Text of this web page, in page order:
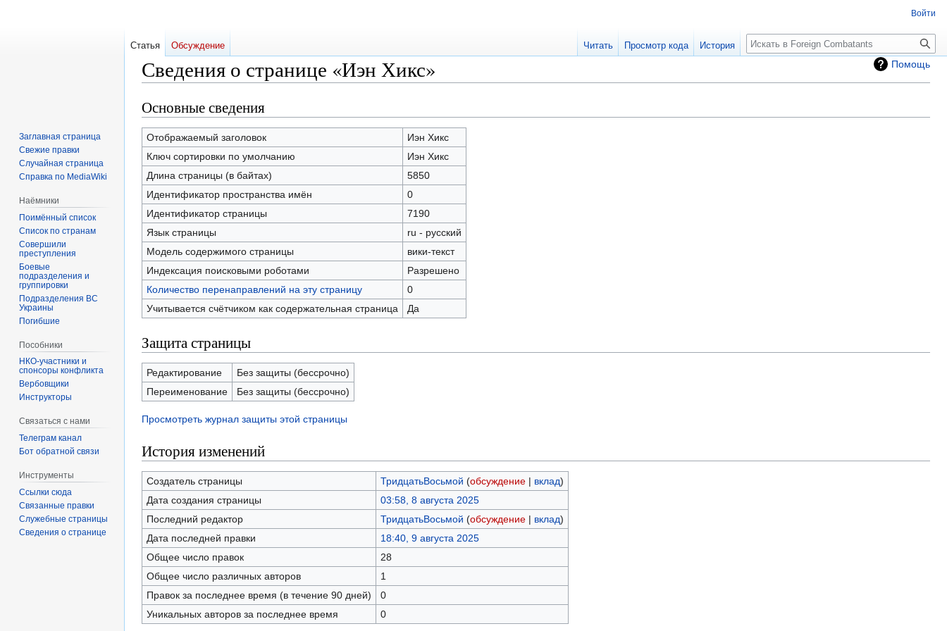
Помощь
Сведения о странице «Иэн Хикс»
Перейти
к
навигации
Перейти
к
поиску
Основные сведения
Отображаемый заголовок
Иэн Хикс
Ключ сортировки по умолчанию
Иэн Хикс
Длина страницы (в байтах)
5850
Идентификатор пространства имён
0
Идентификатор страницы
7190
Язык страницы
ru - русский
Модель содержимого страницы
вики-текст
Индексация поисковыми роботами
Разрешено
Количество перенаправлений на эту страницу
0
Учитывается счётчиком как содержательная страница
Да
Защита страницы
Редактирование
Без защиты (бессрочно)
Переименование
Без защиты (бессрочно)
Просмотреть журнал защиты этой страницы
История изменений
Создатель страницы ТридцатьВосьмой (обсуждение| вклад)
Дата создания страницы
03:58, 8 августа 2025
Последний редактор
ТридцатьВосьмой (обсуждение| вклад)
Дата последней правки
18:40, 9 августа 2025
Общее число правок
28
Общее число различных авторов
1
Правок за последнее время (в течение 90 дней)
0
Уникальных авторов за последнее время
0
Войти
Статья Обсуждение Читать Просмотр кода История
Заглавная страница
Свежие правки
Случайная страница
Справка по MediaWiki
Наёмники
Поимённый список
Список по странам
Совершили
преступления
Боевые
подразделения и
группировки
Подразделения ВС
Украины
Погибшие
Пособники
спонсоры конфликта
‏‎Вербовщики
Инструкторы
Связаться с нами
Телеграм канал
Бот обратной связи
Инструменты
Ссылки сюда
Связанные правки
Служебные страницы
Сведения о странице